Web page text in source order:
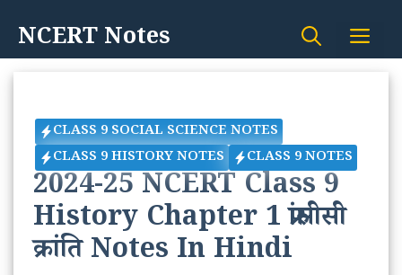
content
NCERT Notes
CLASS 9 SOCIAL SCIENCE NOTES
CLASS 9 HISTORY NOTES
CLASS 9 NOTES
2024-25 NCERT Class 9
History Chapter 1 फ्रांसीसी
क्रांति Notes In Hindi